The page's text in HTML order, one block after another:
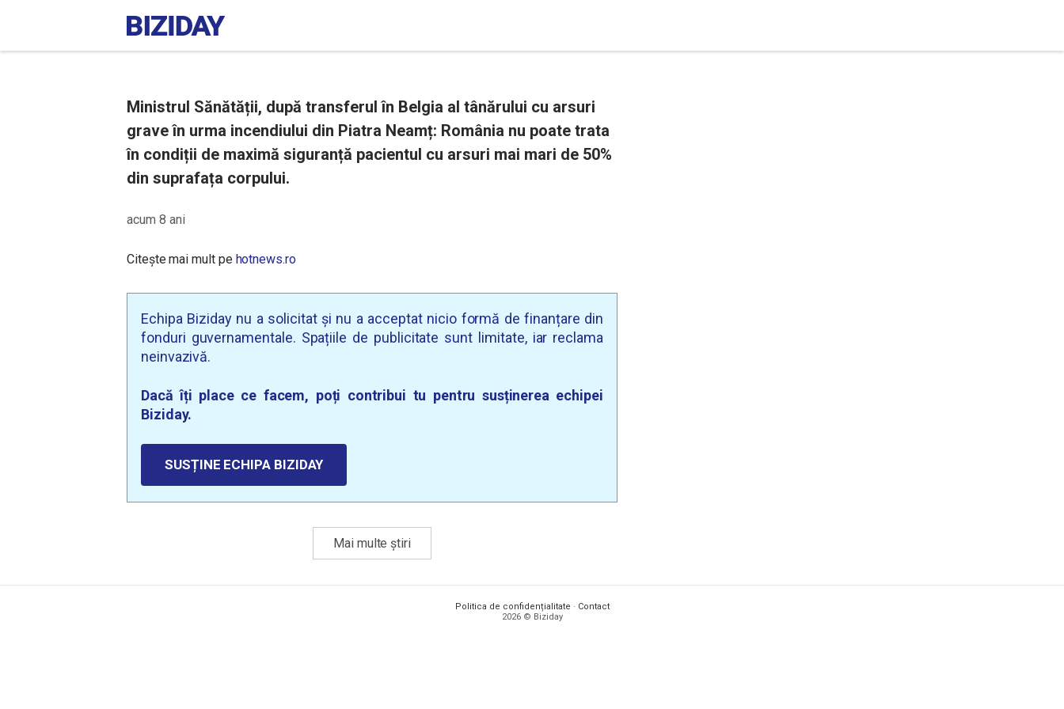
Ministrul Sănătății, după transferul în Belgia al tânărului cu arsuri
grave în urma incendiului din Piatra Neamț: România nu poate trata
în condiții de maximă siguranță pacientul cu arsuri mai mari de 50%
din suprafața corpului.
acum 8 ani
Citește mai mult pe hotnews.ro
Echipa Biziday nu a solicitat și nu a acceptat nicio formă de finanțare din
fonduri guvernamentale. Spațiile de publicitate sunt limitate, iar reclama
neinvazivă.
Dacă îți place ce facem, poți contribui tu pentru susținerea echipei
Biziday.
SUSȚINE ECHIPA BIZIDAY
Mai multe știri
Politica de confidențialitate · Contact
2026 © Biziday